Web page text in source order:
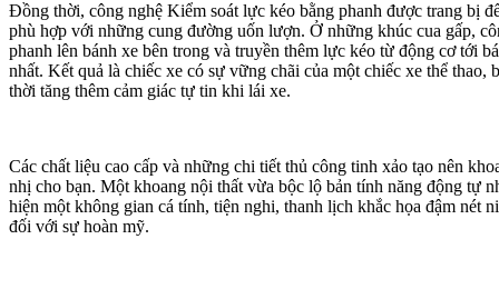
Đồng thời, công nghệ Kiểm soát lực kéo bằng phanh được trang bị
phù hợp với những cung đường uốn lượn. Ở những khúc cua gấp,
phanh lên bánh xe bên trong và truyền thêm lực kéo từ động cơ tới
nhất. Kết quả là chiếc xe có sự vững chãi của một chiếc xe thể thao,
thời tăng thêm cảm giác tự tin khi lái xe.
Các chất liệu cao cấp và những chi tiết thủ công tinh xảo tạo nên
nhị cho bạn. Một khoang nội thất vừa bộc lộ bản tính năng động tự
hiện một không gian cá tính, tiện nghi, thanh lịch khắc họa đậm nét
đối với sự hoàn mỹ.